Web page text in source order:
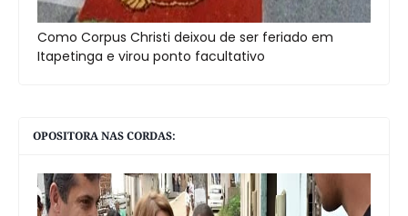
Como Corpus Christi deixou de ser feriado em
Itapetinga e virou ponto facultativo
OPOSITORA NAS CORDAS: